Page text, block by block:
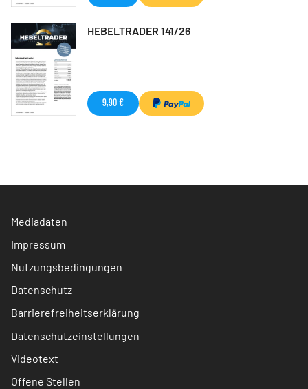
HEBELTRADER 141/26
9,90 €
Mediadaten
Impressum
Nutzungsbedingungen
Datenschutz
Barrierefreiheitserklärung
Datenschutzeinstellungen
Videotext
Offene Stellen